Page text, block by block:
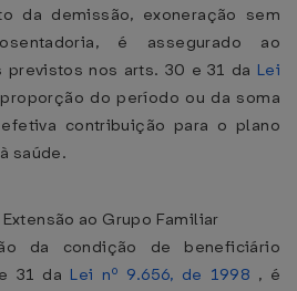
da demissão, exoneração sem
é assegurado ao
nos arts. 30 e 31 da Lei
do período ou da soma
contribuição para o plano
saúde.
ao Grupo Familiar
da condição de beneficiário
31 da Lei nº 9.656, de 1998 , é